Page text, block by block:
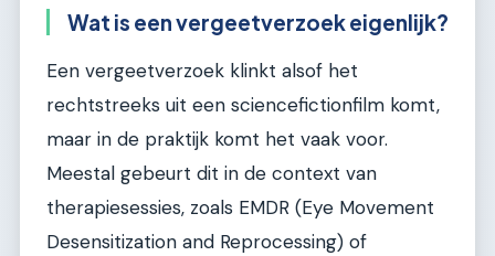
Wat is een vergeetverzoek eigenlijk?
Een vergeetverzoek klinkt alsof het
rechtstreeks uit een sciencefictionfilm komt,
maar in de praktijk komt het vaak voor.
Meestal gebeurt dit in de context van
therapiesessies, zoals EMDR (Eye Movement
Desensitization and Reprocessing) of